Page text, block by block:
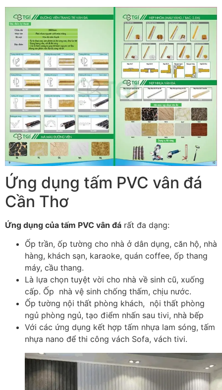
Ứng dụng tấm PVC vân đá
Cần Thơ
Ứng dụng của tấm PVC vân đá rất đa dạng:
Ốp trần, ốp tường cho nhà ở dân dụng, căn hộ, nhà
hàng, khách sạn, karaoke, quán coffee, ốp thang
máy, cầu thang.
Là lựa chọn tuyệt vời cho nhà về sinh cũ, xuống
cấp. Ốp nhà vệ sinh chống thấm, chịu nước.
Ốp tường nội thất phòng khách, nội thất phòng
ngủ phòng ngủ, tạo điểm nhấn sau tivi, nhà bếp
Với các ứng dụng kết hợp tấm nhựa lam sóng, tấm
nhựa nano để thi công vách Sofa, vách tivi.